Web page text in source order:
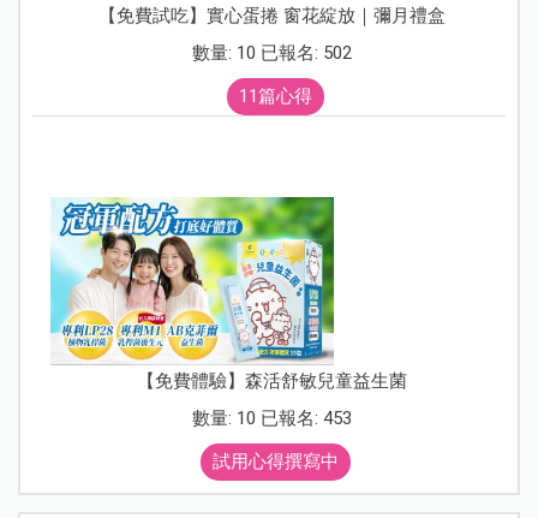
【免費試吃】實心蛋捲 窗花綻放｜彌月禮盒
數量: 10 已報名: 502
11篇心得
【免費體驗】森活舒敏兒童益生菌
數量: 10 已報名: 453
試用心得撰寫中